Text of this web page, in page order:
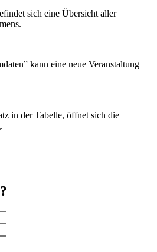
sich eine Übersicht aller
kann eine neue Veranstaltung
in der Tabelle, öffnet sich die